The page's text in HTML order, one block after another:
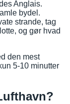
Anglais.
bydel.
strande, tag
og gør hvad
den mest
5-10 minutter